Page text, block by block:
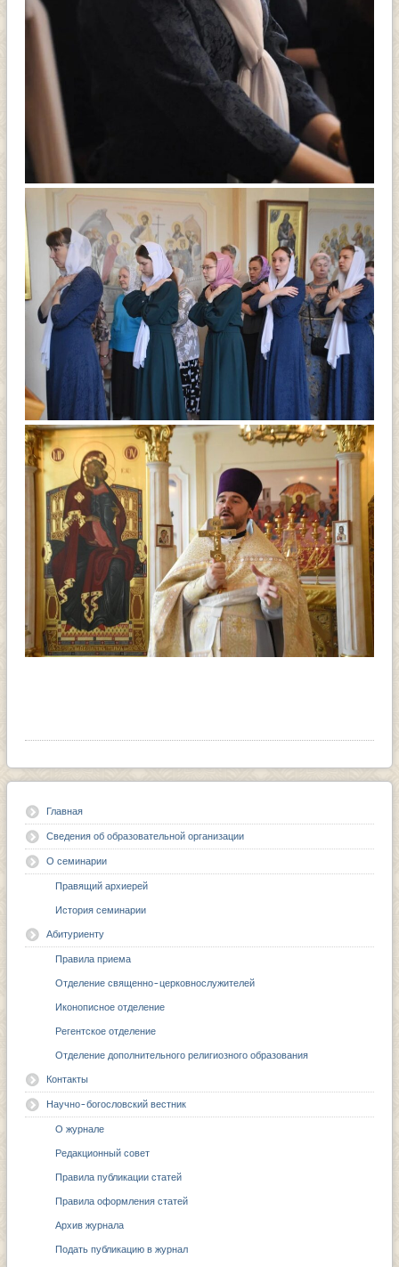
Главная
Сведения об образовательной организации
О семинарии
Правящий архиерей
История семинарии
Абитуриенту
Правила приема
Отделение священно-церковнослужителей
Иконописное отделение
Регентское отделение
Отделение дополнительного религиозного образования
Контакты
Научно-богословский вестник
О журнале
Редакционный совет
Правила публикации статей
Правила оформления статей
Архив журнала
Подать публикацию в журнал